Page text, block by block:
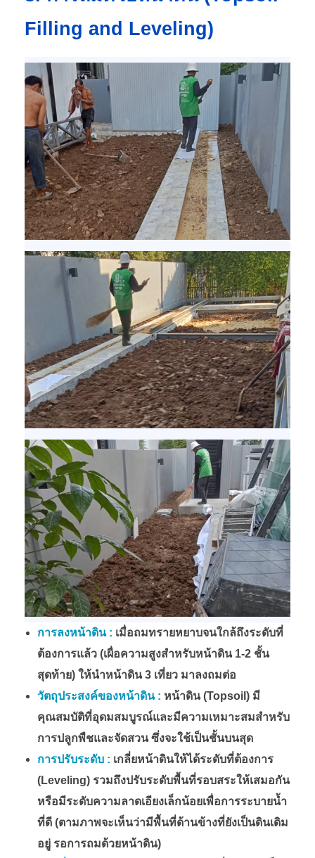
Filling and Leveling)
การลงหน้าดิน : เมื่อถมทรายหยาบจนใกล้ถึงระดับที่
ต้องการแล้ว (เผื่อความสูงสำหรับหน้าดิน 1-2 ชั้น
สุดท้าย) ให้นำหน้าดิน 3 เที่ยว มาลงถมต่อ
วัตถุประสงค์ของหน้าดิน : หน้าดิน (Topsoil) มี
คุณสมบัติที่อุดมสมบูรณ์และมีความเหมาะสมสำหรับ
การปลูกพืชและจัดสวน ซึ่งจะใช้เป็นชั้นบนสุด
การปรับระดับ : เกลี่ยหน้าดินให้ได้ระดับที่ต้องการ
(Leveling) รวมถึงปรับระดับพื้นที่รอบสระให้เสมอกัน
หรือมีระดับความลาดเอียงเล็กน้อยเพื่อการระบายน้ำ
ที่ดี (ตามภาพจะเห็นว่ามีพื้นที่ด้านข้างที่ยังเป็นดินเดิม
อยู่ รอการถมด้วยหน้าดิน)